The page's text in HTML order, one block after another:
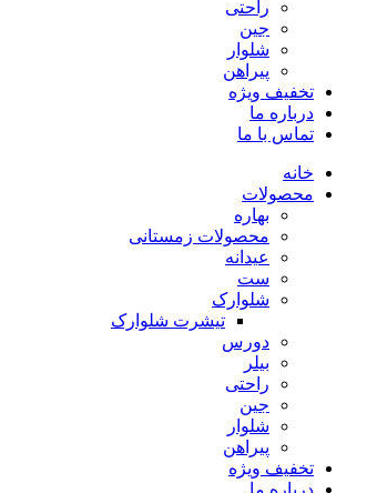
راحتی
جین
شلوار
پیراهن
تخفیف ویژه
درباره ما
تماس با ما
خانه
محصولات
بهاره
محصولات زمستانی
عیدانه
ست
شلوارک
تیشرت شلوارک
دورس
بیلر
راحتی
جین
شلوار
پیراهن
تخفیف ویژه
درباره ما